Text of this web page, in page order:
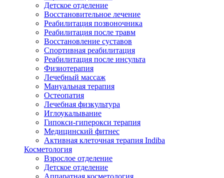
Детское отделение
Восстановительное лечение
Реабилитация позвоночника
Реабилитация после травм
Восстановление суставов
Спортивная реабилитация
Реабилитация после инсульта
Физиотерапия
Лечебный массаж
Мануальная терапия
Остеопатия
Лечебная физкультура
Иглоукалывание
Гипокси-гиперокси терапия
Медицинский фитнес
Активная клеточная терапия Indiba
Косметология
Взрослое отделение
Детское отделение